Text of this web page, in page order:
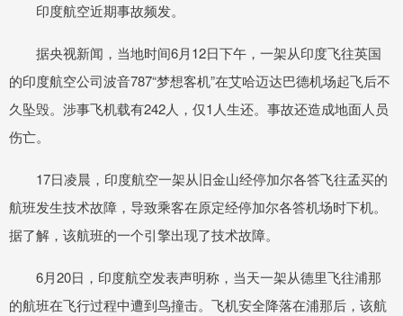
印度航空近期事故频发。
据央视新闻，当地时间6月12日下午，一架从印度飞往英国
的印度航空公司波音787“梦想客机”在艾哈迈达巴德机场起飞后不
久坠毁。涉事飞机载有242人，仅1人生还。事故还造成地面人员
伤亡。
17日凌晨，印度航空一架从旧金山经停加尔各答飞往孟买的
航班发生技术故障，导致乘客在原定经停加尔各答机场时下机。
据了解，该航班的一个引擎出现了技术故障。
6月20日，印度航空发表声明称，当天一架从德里飞往浦那
的航班在飞行过程中遭到鸟撞击。飞机安全降落在浦那后，该航